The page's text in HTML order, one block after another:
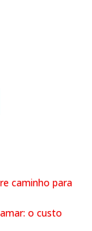
caminho para
o custo